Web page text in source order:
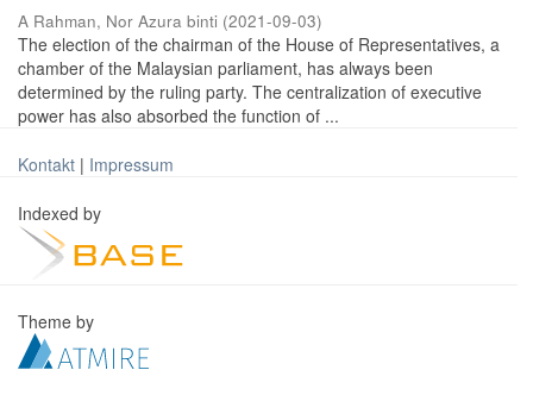
A Rahman, Nor Azura binti (2021-09-03)
The election of the chairman of the House of Representatives, a
chamber of the Malaysian parliament, has always been
determined by the ruling party. The centralization of executive
power has also absorbed the function of ...
Kontakt | Impressum
Indexed by
Theme by